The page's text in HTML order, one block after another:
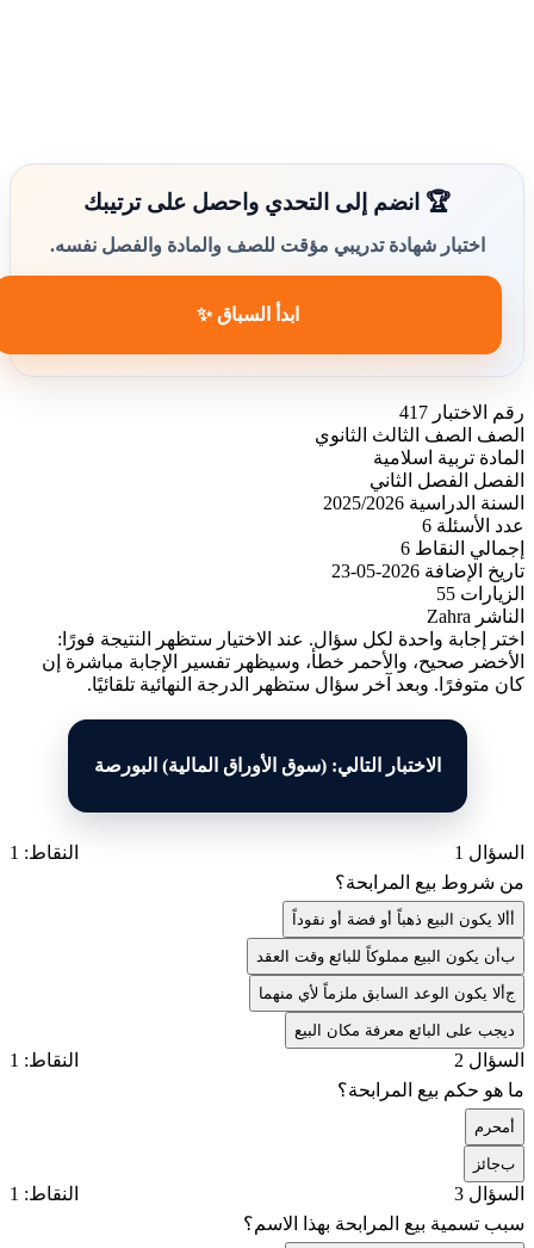
🏆 انضم إلى التحدي واحصل على ترتيبك
اختبار شهادة تدريبي مؤقت للصف والمادة والفصل نفسه.
ابدأ السباق ✨
رقم الاختبار 417
الصف
الصف الثالث الثانوي
المادة تربية اسلامية
الفصل
الفصل الثاني
السنة الدراسية 2025/2026
عدد الأسئلة 6
إجمالي النقاط 6
تاريخ الإضافة 2026-05-23
الزيارات 55
الناشر Zahra
اختر إجابة واحدة لكل سؤال. عند الاختيار ستظهر النتيجة فورًا:
الأخضر صحيح، والأحمر خطأ، وسيظهر تفسير الإجابة مباشرة إن
كان متوفرًا. وبعد آخر سؤال ستظهر الدرجة النهائية تلقائيًا.
الاختبار التالي: (سوق الأوراق المالية) البورصة
السؤال 1
النقاط: 1
من شروط بيع المرابحة؟
ألا يكون البيع ذهباً أو فضة أو نقوداً
بأن يكون البيع مملوكاً للبائع وقت العقد
جألا يكون الوعد السابق ملزماً لأي منهما
يجب على البائع معرفة مكان البيع
السؤال 2
النقاط: 1
ما هو حكم بيع المرابحة؟
محرم
بجائز
السؤال 3
النقاط: 1
سبب تسمية بيع المرابحة بهذا الاسم؟